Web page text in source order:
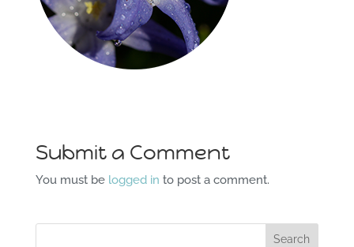
Submit a Comment
You must be logged in to post a comment.